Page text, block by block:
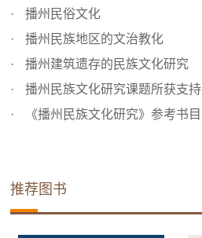
播州民俗文化
播州民族地区的文治教化
播州建筑遗存的民族文化研究
播州民族文化研究课题所获支持
《播州民族文化研究》参考书目
推荐图书